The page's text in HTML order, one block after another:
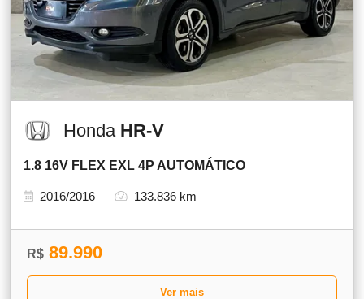
Honda HR-V
1.8 16V FLEX EXL 4P AUTOMÁTICO
2016/2016 133.836 km
R$ 89.990
Ver mais